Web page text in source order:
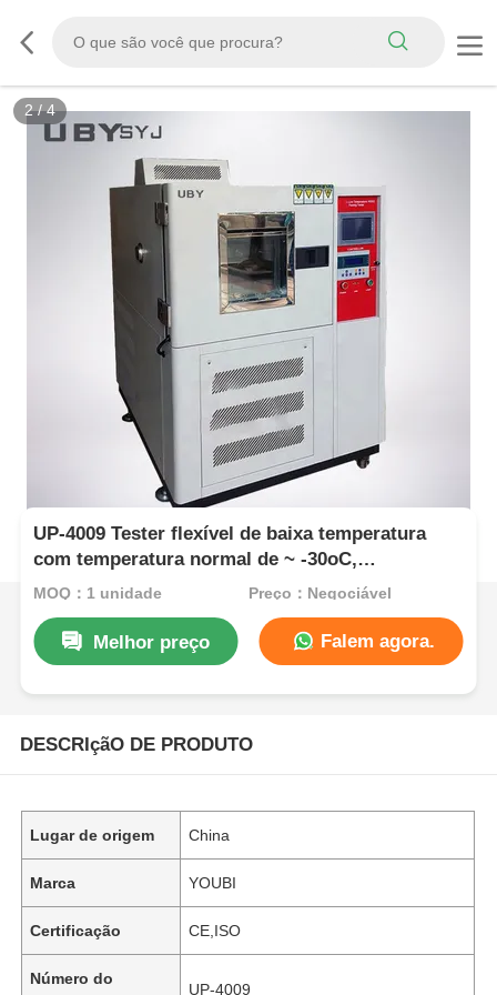
2/4
UP-4009 Tester flexível de baixa temperatura
com temperatura normal de ~ -30oC,
uniformidade ≤ ± 0,5oC e tempo de
MOQ：1 unidade Preço：Negociável
Melhor preço Falem agora.
DESCRIçãO DE PRODUTO
Lugar de origem China
Marca YOUBI
Certificação CE,ISO
Número do
UP-4009